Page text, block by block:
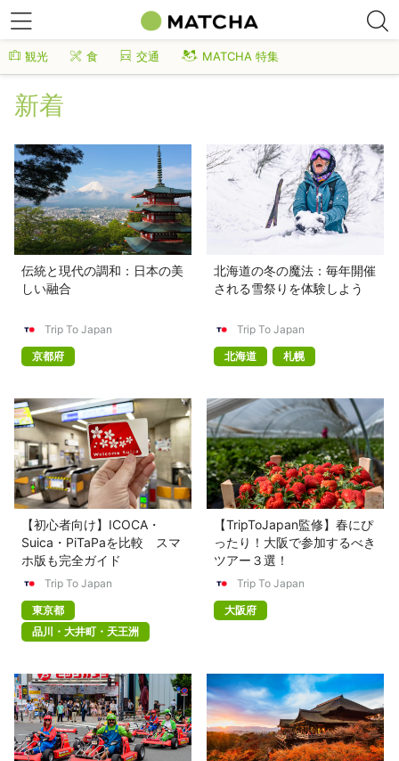
観光 食 交通 MATCHA 特集
新着
伝統と現代の調和：日本の美
しい融合
Trip To Japan
京都府
北海道の冬の魔法：毎年開催
される雪祭りを体験しよう
Trip To Japan
北海道
札幌
【初心者向け】ICOCA・
Suica・PiTaPaを比較 スマ
ホ版も完全ガイド
Trip To Japan
東京都
品川・大井町・天王洲
【TripToJapan監修】春にぴ
ったり！大阪で参加するべき
ツアー３選！
Trip To Japan
大阪府